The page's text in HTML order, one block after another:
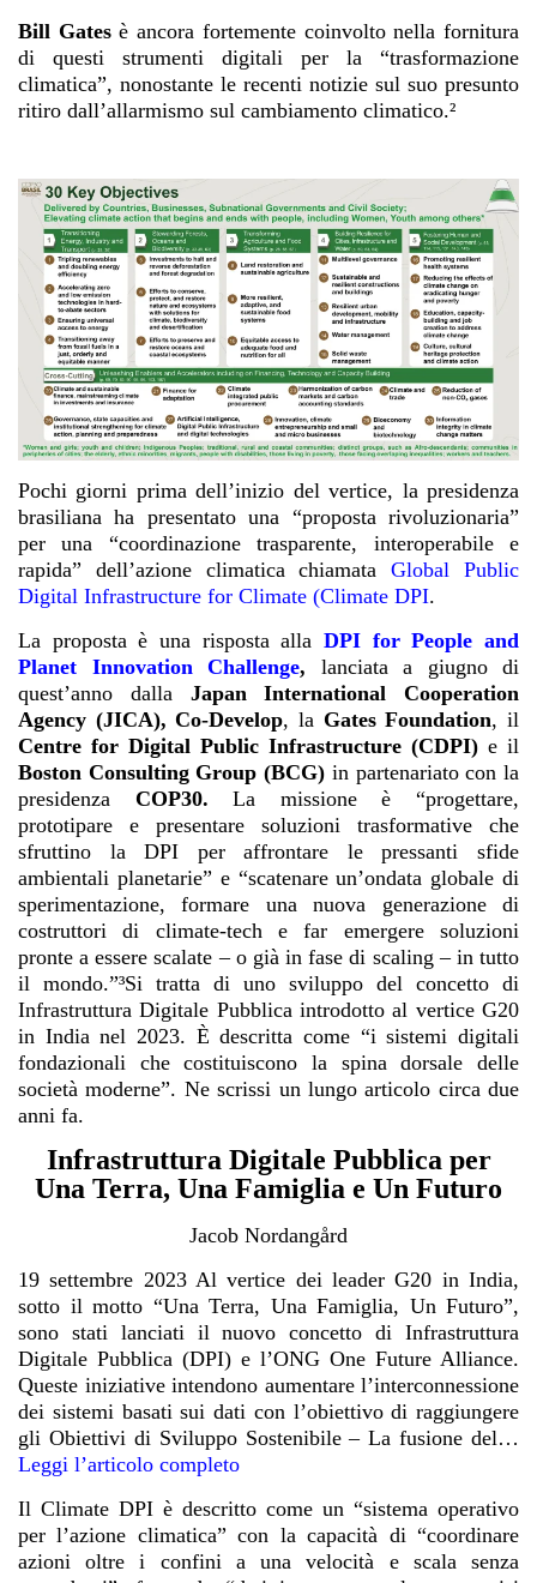
Bill Gatesè ancora fortemente coinvolto nella fornitura
di questi strumenti digitali per la “trasformazione
climatica”, nonostante le recenti notizie sul suo presunto
ritiro dall’allarmismo sul cambiamento climatico.²
Pochi giorni prima dell’inizio del vertice, la presidenza
brasiliana ha presentato una “proposta rivoluzionaria”
per una “coordinazione trasparente, interoperabile e
rapida” dell’azione climatica chiamataGlobal Public
Digital Infrastructure for Climate (Climate DPI.
La proposta è una risposta alla DPI for People and
Planet Innovation Challenge, lanciata a giugno di
quest’anno dallaJapan International Cooperation
Agency (JICA), Co-Develop, la Gates Foundation, il
Centre for Digital Public Infrastructure (CDPI) e il
Boston Consulting Group (BCG) in partenariato con la
presidenza COP30. La missione è “progettare,
prototipare e presentare soluzioni trasformative che
sfruttino la DPI per affrontare le pressanti sfide
ambientali planetarie” e “scatenare un’ondata globale di
sperimentazione, formare una nuova generazione di
costruttori di climate-tech e far emergere soluzioni
pronte a essere scalate – o già in fase di scaling – in tutto
il mondo.”³Si tratta di uno sviluppo del concetto di
Infrastruttura Digitale Pubblica introdotto al vertice G20
in India nel 2023. È descritta come “i sistemi digitali
fondazionali che costituiscono la spina dorsale delle
società moderne”. Ne scrissi un lungo articolo circa due
anni fa.
Infrastruttura Digitale Pubblica per
Una Terra, Una Famiglia e Un Futuro
Jacob Nordangård
19 settembre 2023 Al vertice dei leader G20 in India,
sotto il motto “Una Terra, Una Famiglia, Un Futuro”,
sono stati lanciati il nuovo concetto di Infrastruttura
Digitale Pubblica (DPI) e l’ONG One Future Alliance.
Queste iniziative intendono aumentare l’interconnessione
dei sistemi basati sui dati con l’obiettivo di raggiungere
gli Obiettivi di Sviluppo Sostenibile – La fusione del…
Leggi l’articolo completo
Il Climate DPI è descritto come un “sistema operativo
per l’azione climatica” con la capacità di “coordinare
azioni oltre i confini a una velocità e scala senza